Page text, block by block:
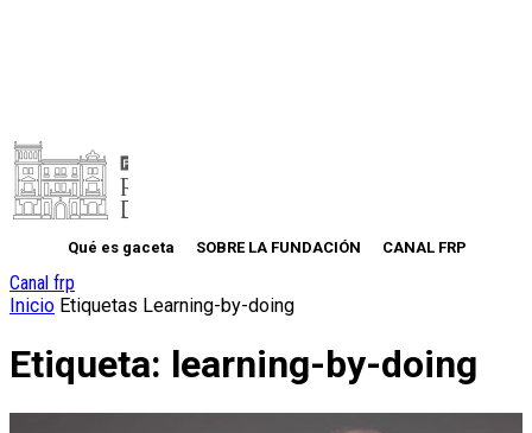
Qué es gaceta SOBRE LA FUNDACIÓN CANAL FRP
Canal frp
Inicio Etiquetas Learning-by-doing
Etiqueta: learning-by-doing